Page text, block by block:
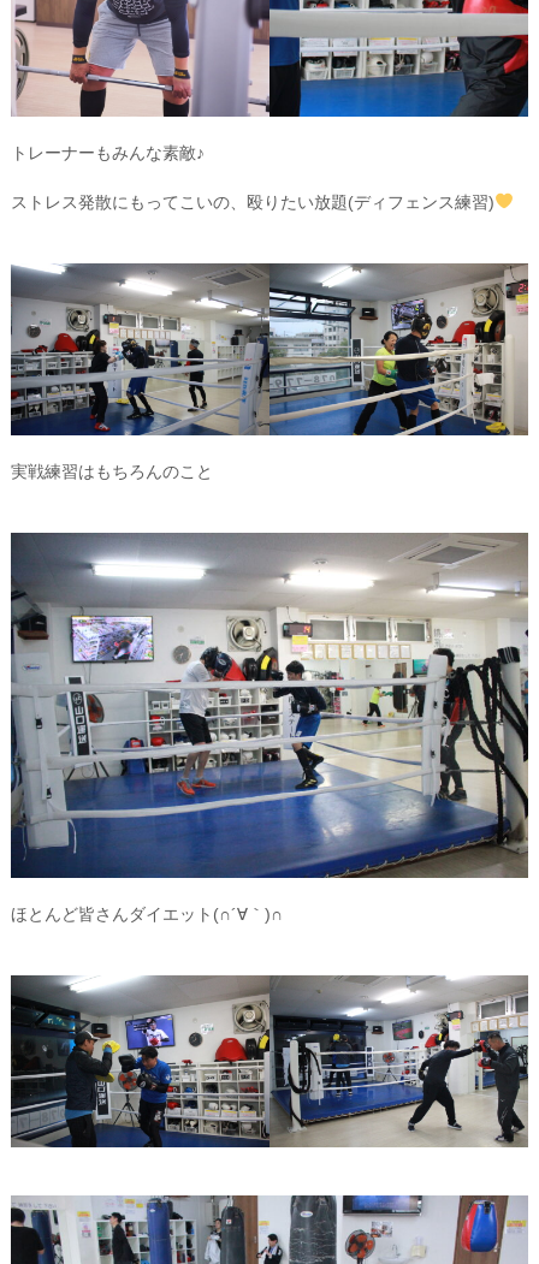
トレーナーもみんな素敵♪
ストレス発散にもってこいの、殴りたい放題(ディフェンス練習)
実戦練習はもちろんのこと
ほとんど皆さんダイエット(∩´∀｀)∩